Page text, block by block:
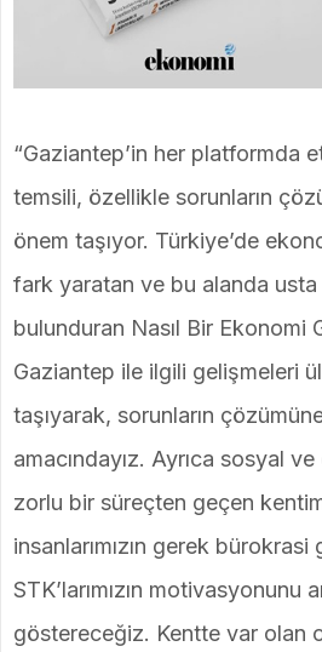
“Gaziantep’in her platformda
temsili, özellikle sorunların
önem taşıyor. Türkiye’de
fark yaratan ve bu alanda
bulunduran Nasıl Bir Ekonomi
Gaziantep ile ilgili gelişmeleri
taşıyarak, sorunların
amacındayız. Ayrıca sosyal
zorlu bir süreçten geçen
insanlarımızın gerek
STK’larımızın motivasyonunu
göstereceğiz. Kentte var olan